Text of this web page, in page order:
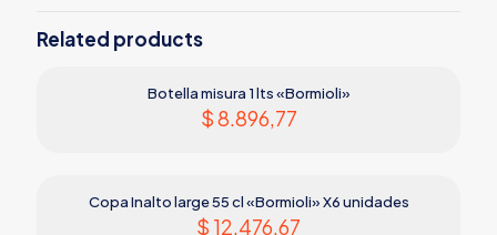
Related products
Botella misura 1 lts «Bormioli»
$8.896,77
Copa Inalto large 55 cl «Bormioli» X6 unidades
$ 12.476,67